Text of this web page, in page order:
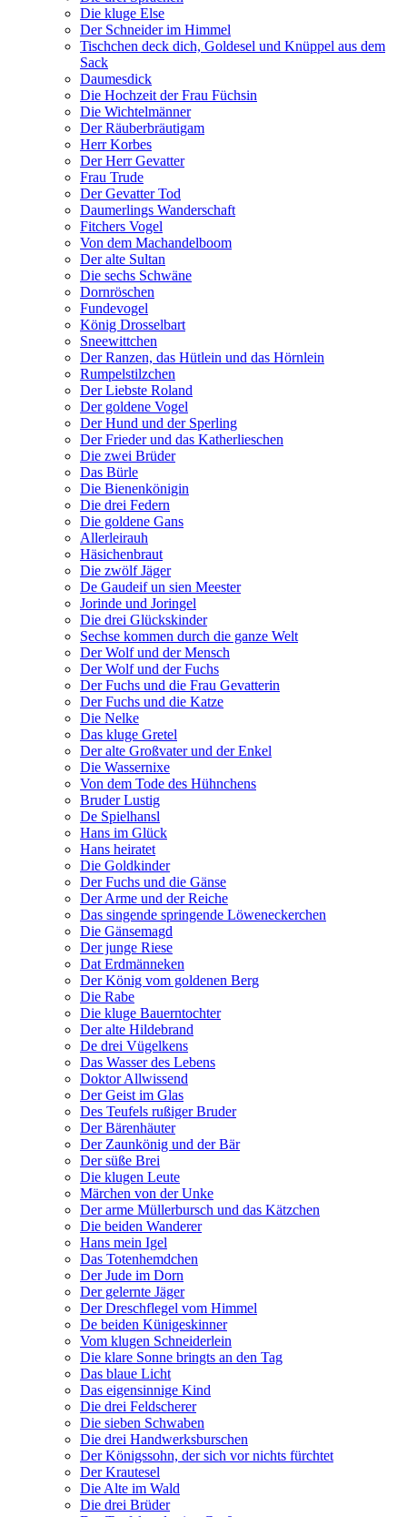
Die kluge Else
Der Schneider im Himmel
Tischchen deck dich, Goldesel und Knüppel aus dem
Sack
Daumesdick
Die Hochzeit der Frau Füchsin
Die Wichtelmänner
Der Räuberbräutigam
Herr Korbes
Der Herr Gevatter
Frau Trude
Der Gevatter Tod
Daumerlings Wanderschaft
Fitchers Vogel
Von dem Machandelboom
Der alte Sultan
Die sechs Schwäne
Dornröschen
Fundevogel
König Drosselbart
Sneewittchen
Der Ranzen, das Hütlein und das Hörnlein
Rumpelstilzchen
Der Liebste Roland
Der goldene Vogel
Der Hund und der Sperling
Der Frieder und das Katherlieschen
Die zwei Brüder
Das Bürle
Die Bienenkönigin
Die drei Federn
Die goldene Gans
Allerleirauh
Häsichenbraut
Die zwölf Jäger
De Gaudeif un sien Meester
Jorinde und Joringel
Die drei Glückskinder
Sechse kommen durch die ganze Welt
Der Wolf und der Mensch
Der Wolf und der Fuchs
Der Fuchs und die Frau Gevatterin
Der Fuchs und die Katze
Die Nelke
Das kluge Gretel
Der alte Großvater und der Enkel
Die Wassernixe
Von dem Tode des Hühnchens
Bruder Lustig
De Spielhansl
Hans im Glück
Hans heiratet
Die Goldkinder
Der Fuchs und die Gänse
Der Arme und der Reiche
Das singende springende Löweneckerchen
Die Gänsemagd
Der junge Riese
Dat Erdmänneken
Der König vom goldenen Berg
Die Rabe
Die kluge Bauerntochter
Der alte Hildebrand
De drei Vügelkens
Das Wasser des Lebens
Doktor Allwissend
Der Geist im Glas
Des Teufels rußiger Bruder
Der Bärenhäuter
Der Zaunkönig und der Bär
Der süße Brei
Die klugen Leute
Märchen von der Unke
Der arme Müllerbursch und das Kätzchen
Die beiden Wanderer
Hans mein Igel
Das Totenhemdchen
Der Jude im Dorn
Der gelernte Jäger
Der Dreschflegel vom Himmel
De beiden Künigeskinner
Vom klugen Schneiderlein
Die klare Sonne bringts an den Tag
Das blaue Licht
Das eigensinnige Kind
Die drei Feldscherer
Die sieben Schwaben
Die drei Handwerksburschen
Der Königssohn, der sich vor nichts fürchtet
Der Krautesel
Die Alte im Wald
Die drei Brüder